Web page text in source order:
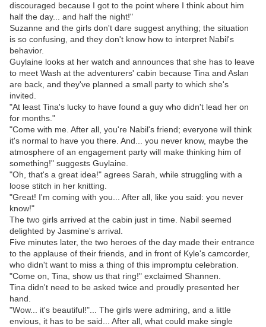
discouraged because I got to the point where I think about him
half the day... and half the night!"
Suzanne and the girls don't dare suggest anything; the situation
is so confusing, and they don't know how to interpret Nabil's
behavior.
Guylaine looks at her watch and announces that she has to leave
to meet Wash at the adventurers' cabin because Tina and Aslan
are back, and they've planned a small party to which she's
invited.
"At least Tina's lucky to have found a guy who didn't lead her on
for months."
"Come with me. After all, you're Nabil's friend; everyone will think
it's normal to have you there. And... you never know, maybe the
atmosphere of an engagement party will make thinking him of
something!" suggests Guylaine.
"Oh, that's a great idea!" agrees Sarah, while struggling with a
loose stitch in her knitting.
"Great! I'm coming with you... After all, like you said: you never
know!"
The two girls arrived at the cabin just in time. Nabil seemed
delighted by Jasmine's arrival.
Five minutes later, the two heroes of the day made their entrance
to the applause of their friends, and in front of Kyle's camcorder,
who didn't want to miss a thing of this impromptu celebration.
"Come on, Tina, show us that ring!" exclaimed Shannen.
Tina didn't need to be asked twice and proudly presented her
hand.
"Wow... it's beautiful!"... The girls were admiring, and a little
envious, it has to be said... After all, what could make single